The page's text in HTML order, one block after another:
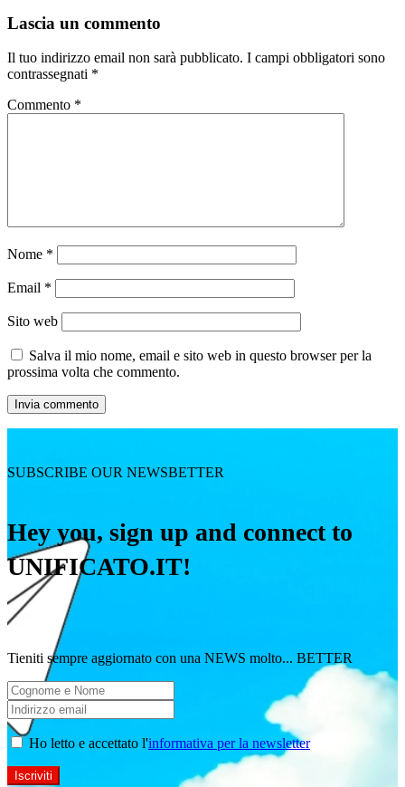
Lascia un commento
Il tuo indirizzo email non sarà pubblicato. I campi obbligatori sono
contrassegnati *
Commento *
Nome *
Email *
Sito web
Salva il mio nome, email e sito web in questo browser per la
prossima volta che commento.
SUBSCRIBE OUR NEWSBETTER
Hey you, sign up and connect to
UNIFICATO.IT!
Tieniti sempre aggiornato con una NEWS molto... BETTER
Ho letto e accettato l'informativa per la newsletter